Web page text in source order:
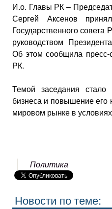
И.о. Главы РК –
Сергей Аксенов
Государственного
руководством
Об этом сообщила пресс-
РК.
Темой заседания стало
бизнеса и повышение его
мировом рынке в
Политика
Новости по теме: